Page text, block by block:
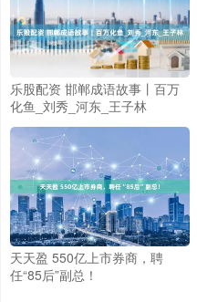
乐股配资 邯郸成语故事丨百万
化鱼_刘秀_河东_王子林
天天盈 550亿上市券商，聘
任“85后”副总！